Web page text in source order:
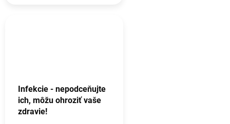
Infekcie - nepodceňujte
ich, môžu ohroziť vaše
zdravie!